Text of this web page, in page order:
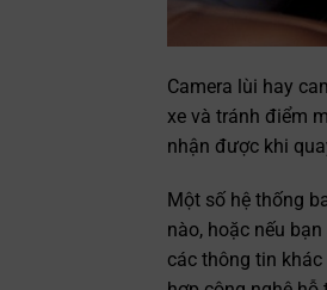
Camera lùi hay
xe và tránh điểm
nhận được khi
Một số hệ thống
nào, hoặc nếu
các thông tin